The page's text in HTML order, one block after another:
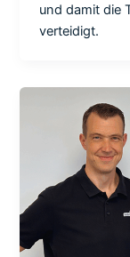
und damit die
verteidigt.